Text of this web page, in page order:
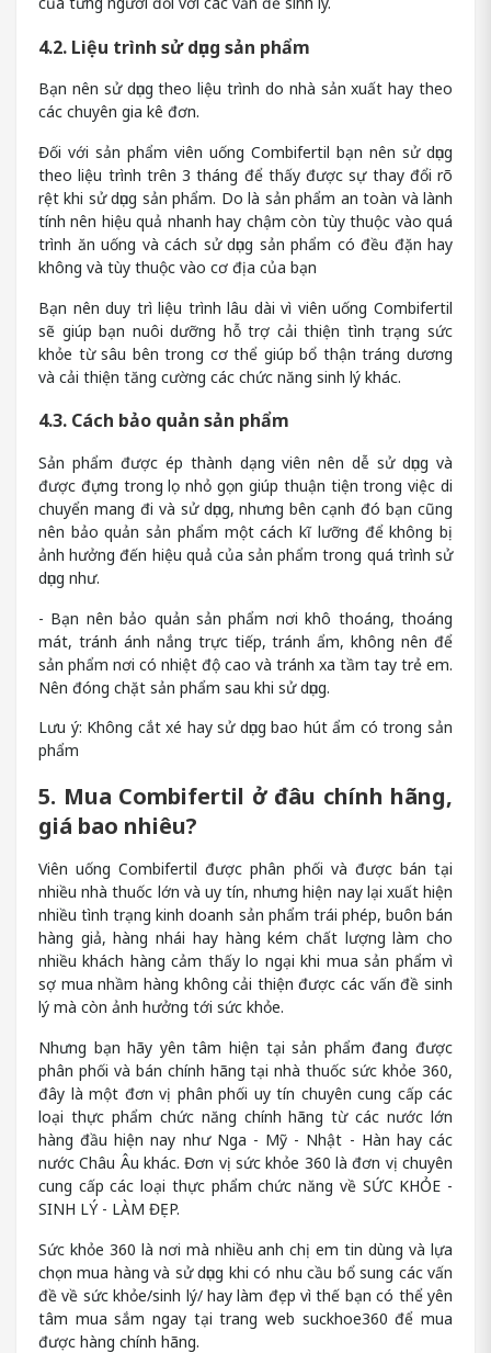
4.2. Liệu trình sử dụng sản phẩm
Bạn nên sử dụng theo liệu trình do nhà sản xuất hay theo
các chuyên gia kê đơn.
Đối với sản phẩm viên uống Combifertil bạn nên sử dụng
theo liệu trình trên 3 tháng để thấy được sự thay đổi rõ
rệt khi sử dụng sản phẩm. Do là sản phẩm an toàn và lành
tính nên hiệu quả nhanh hay chậm còn tùy thuộc vào quá
trình ăn uống và cách sử dụng sản phẩm có đều đặn hay
không và tùy thuộc vào cơ địa của bạn
Bạn nên duy trì liệu trình lâu dài vì viên uống Combifertil
sẽ giúp bạn nuôi dưỡng hỗ trợ cải thiện tình trạng sức
khỏe từ sâu bên trong cơ thể giúp bổ thận tráng dương
và cải thiện tăng cường các chức năng sinh lý khác.
4.3. Cách bảo quản sản phẩm
Sản phẩm được ép thành dạng viên nên dễ sử dụng và
được đựng trong lọ nhỏ gọn giúp thuận tiện trong việc di
chuyển mang đi và sử dụng, nhưng bên cạnh đó bạn cũng
nên bảo quản sản phẩm một cách kĩ lưỡng để không bị
ảnh hưởng đến hiệu quả của sản phẩm trong quá trình sử
dụng như.
- Bạn nên bảo quản sản phẩm nơi khô thoáng, thoáng
mát, tránh ánh nắng trực tiếp, tránh ẩm, không nên để
sản phẩm nơi có nhiệt độ cao và tránh xa tầm tay trẻ em.
Nên đóng chặt sản phẩm sau khi sử dụng.
Lưu ý: Không cắt xé hay sử dụng bao hút ẩm có trong sản
phẩm
5. Mua Combifertil ở đâu chính hãng,
giá bao nhiêu?
Viên uống Combifertil được phân phối và được bán tại
nhiều nhà thuốc lớn và uy tín, nhưng hiện nay lại xuất hiện
nhiều tình trạng kinh doanh sản phẩm trái phép, buôn bán
hàng giả, hàng nhái hay hàng kém chất lượng làm cho
nhiều khách hàng cảm thấy lo ngại khi mua sản phẩm vì
sợ mua nhầm hàng không cải thiện được các vấn đề sinh
lý mà còn ảnh hưởng tới sức khỏe.
Nhưng bạn hãy yên tâm hiện tại sản phẩm đang được
phân phối và bán chính hãng tại nhà thuốc sức khỏe 360,
đây là một đơn vị phân phối uy tín chuyên cung cấp các
loại thực phẩm chức năng chính hãng từ các nước lớn
hàng đầu hiện nay như Nga - Mỹ - Nhật - Hàn hay các
nước Châu Âu khác. Đơn vị sức khỏe 360 là đơn vị chuyên
cung cấp các loại thực phẩm chức năng về SỨC KHỎE -
SINH LÝ - LÀM ĐẸP.
Sức khỏe 360 là nơi mà nhiều anh chị em tin dùng và lựa
chọn mua hàng và sử dụng khi có nhu cầu bổ sung các vấn
đề về sức khỏe/sinh lý/ hay làm đẹp vì thế bạn có thể yên
tâm mua sắm ngay tại trang web suckhoe360 để mua
được hàng chính hãng.